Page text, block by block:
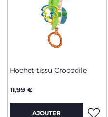
Hochet tissu Crocodile
11,99 €
AJOUTER